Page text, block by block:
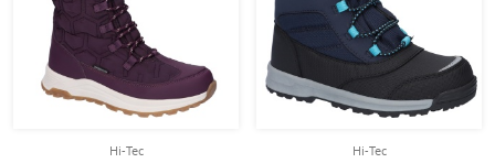
Hi-Tec
Hi-Tec